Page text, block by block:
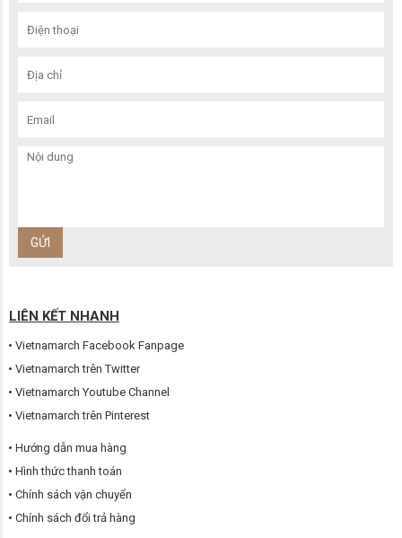
LIÊN KẾT NHANH
Vietnamarch Facebook Fanpage
Vietnamarch trên Twitter
Vietnamarch Youtube Channel
Vietnamarch trên Pinterest
Hướng dẫn mua hàng
Hình thức thanh toán
Chính sách vận chuyển
Chính sách đổi trả hàng